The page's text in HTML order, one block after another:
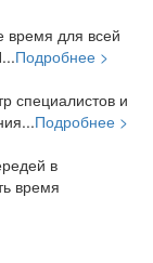
время для всей
Подробнее >
специалистов и
Подробнее >
в
время